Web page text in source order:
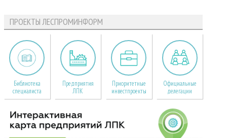
ПРОЕКТЫ ЛЕСПРОМИНФОРМ
Библиотека
специалиста
Предприятия
ЛПК
Приоритетные
инвестпроекты
Официальные
делегации